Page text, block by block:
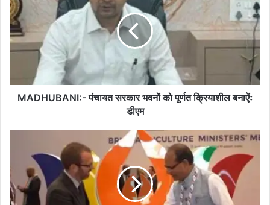
सरकार
भवनों
को
पूर्णत
डीएम
MADHUBANI:- पंचायत सरकार भवनों को पूर्णत क्रियाशील बनाऐंः
डीएम
साझेदारी
के
लिए
मार्गदर्शक